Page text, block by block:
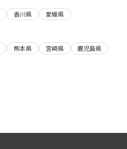
香川県
愛媛県
熊本県 宮崎県
鹿児島県